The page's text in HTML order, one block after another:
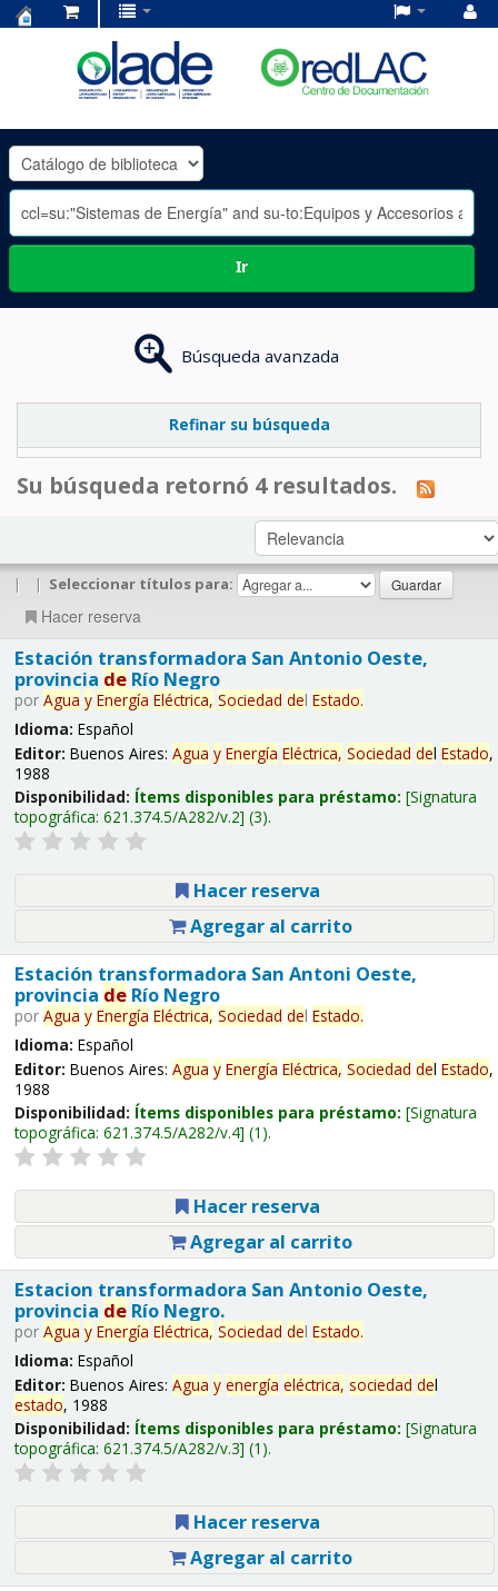
OLADE
-
Ir
Búsqueda avanzada
Refinar su búsqueda
Su búsqueda retornó 4 resultados.
| | Seleccionar títulos para:
Hacer reserva
Estación transformadora San Antonio Oeste,
provincia deRío Negro
por Agua y Energía Eléctrica, Sociedad del Estado.
Idioma: Español
Editor: Buenos Aires: Agua y Energía Eléctrica, Sociedad del Estado,
1988
Disponibilidad: Ítems disponibles para préstamo: Signatura
topográfica: 621.374.5/A282/v.2 (3).
Hacer reserva
Agregar al carrito
Estación transformadora San Antoni Oeste,
provincia deRío Negro
por Agua y Energía Eléctrica, Sociedad del Estado.
Idioma: Español
Editor: Buenos Aires: Agua y Energía Eléctrica, Sociedad del Estado,
1988
Disponibilidad: Ítems disponibles para préstamo: Signatura
topográfica: 621.374.5/A282/v.4 (1).
Hacer reserva
Agregar al carrito
Estacion transformadora San Antonio Oeste,
provincia deRío Negro.
por Agua y Energía Eléctrica, Sociedad del Estado.
Idioma: Español
Editor: Buenos Aires: Agua y energía eléctrica, sociedad del
estado, 1988
Disponibilidad: Ítems disponibles para préstamo: Signatura
topográfica: 621.374.5/A282/v.3 (1).
Hacer reserva
Agregar al carrito